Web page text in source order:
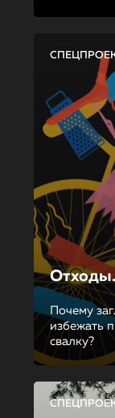
Почему
избежать
свалку?